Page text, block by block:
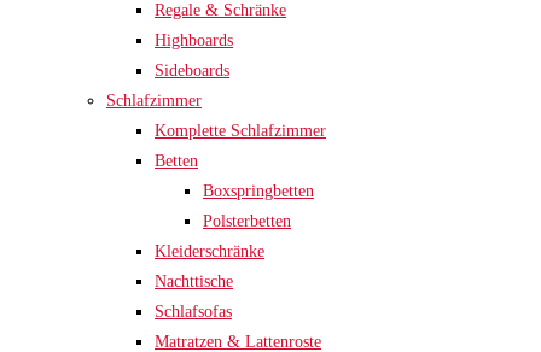
Regale & Schränke
Highboards
Sideboards
Schlafzimmer
Komplette Schlafzimmer
Betten
Boxspringbetten
Polsterbetten
Kleiderschränke
Nachttische
Schlafsofas
Matratzen & Lattenroste